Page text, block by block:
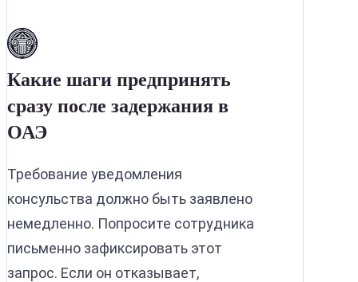
Какие шаги предпринять
сразу после задержания в
ОАЭ
Требование уведомления
консульства должно быть заявлено
немедленно. Попросите сотрудника
письменно зафиксировать этот
запрос. Если он отказывает,